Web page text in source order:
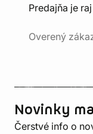
Predajňa je
Overený
Novinky
Čerstvé info o